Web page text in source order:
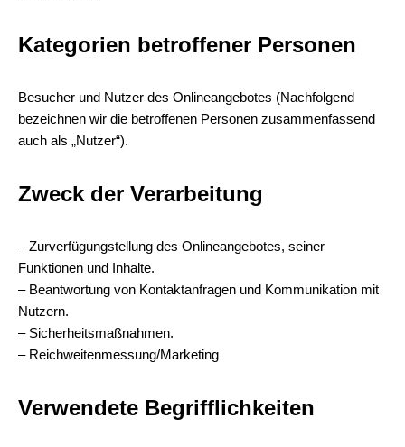
Kategorien betroffener Personen
Besucher und Nutzer des Onlineangebotes (Nachfolgend
bezeichnen wir die betroffenen Personen zusammenfassend
auch als „Nutzer“).
Zweck der Verarbeitung
– Zurverfügungstellung des Onlineangebotes, seiner
Funktionen und Inhalte.
– Beantwortung von Kontaktanfragen und Kommunikation mit
Nutzern.
– Sicherheitsmaßnahmen.
– Reichweitenmessung/Marketing
Verwendete Begrifflichkeiten